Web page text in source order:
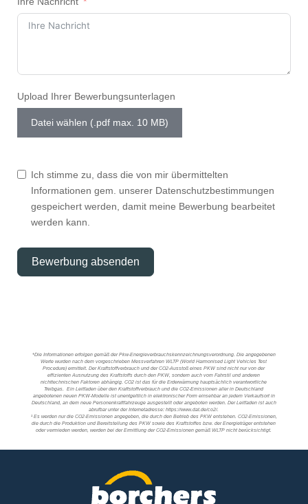
Upload Ihrer Bewerbungsunterlagen
Datei wählen (.pdf max. 10 MB)
Ich stimme zu, dass die von mir übermittelten
Informationen gem. unserer Datenschutzbestimmungen
gespeichert werden, damit meine Bewerbung bearbeitet
werden kann.
Bewerbung absenden
*Die Informationen erfolgen gemäß der Pkw-Energieverbrauchskennzeichnungsverordnung. Die angegebenen
Werte wurden nach dem vorgeschrieben Messverfahren WLTP (World Harmonised Light Vehicles Test
Procedure) ermittelt. Der Kraftstoffverbrauch und der CO2-Ausstoß eines PKW sind nicht nur von der
effizienten Ausnutzung des Kraftstoffs durch den PKW, sondern auch vom Fahrstil und anderen
nichttechnischen Faktoren abhängig. CO2 ist das für die Erderwärmung hauptsächlich verantwortliche
Treibgas. Ein Leitfaden über den Kraftstoffverbrauch und die CO2-Emissionen aller in Deutschland
angebotenen neuen PKW-Modelle ist unentgeltlich in elektronischer Form einsehbar an jedem Verkaufsort in
Deutschland, an dem neue Personenkraftfahrzeuge ausgestellt oder angeboten werden. Der Leitfaden ist auch
abrufbar unter der Internetadresse: https://www.dat.de/co2/.
¹ Es werden nur die CO2-Emissionen angegeben, die durch den Betrieb des PKW entstehen. CO2-Emissionen,
die durch die Produktion und Bereitstellung des PKW sowie des Kraftstoffes bzw. der Energieträger entstehen
oder vermieden werden, werden bei der Ermittlung der CO2-Emissionen gemäß WLTP nicht berücksichtigt.